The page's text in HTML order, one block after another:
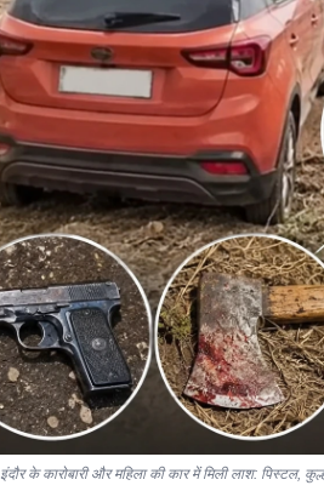
इंदौर के कारोबारी और महिला की कार में मिली लाश: पिस्टल,